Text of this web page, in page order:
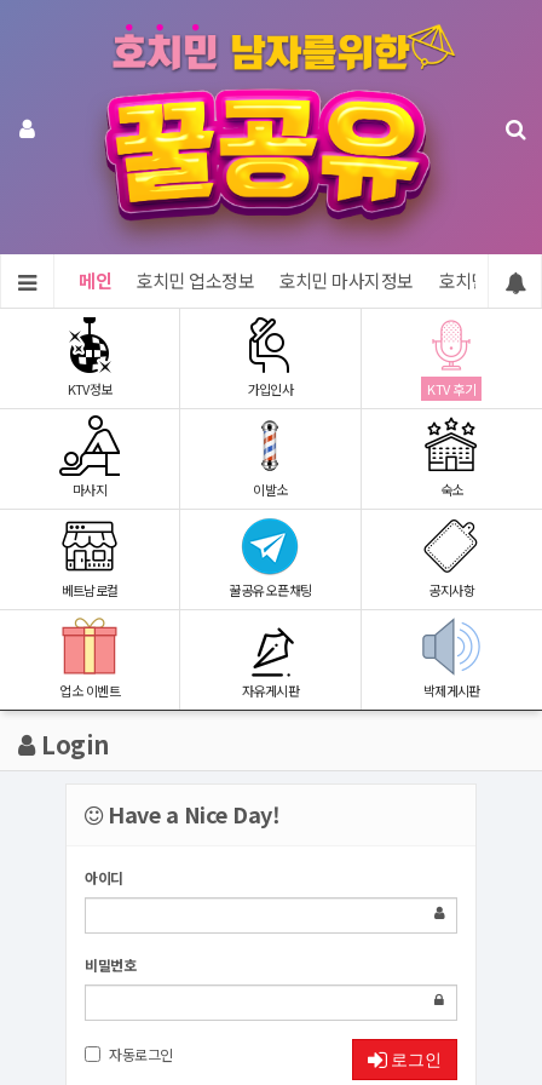
메인 호치민 업소정보 호치민 마사지정보 호치민 숙소
KTV정보 가입인사 KTV 후기
마사지 이발소 숙소
베트남로컬 꿀공유 오픈채팅 공지사항
업소 이벤트 자유게시판 박제게시판
Login
Have a Nice Day!
아이디
비밀번호
자동로그인 로그인